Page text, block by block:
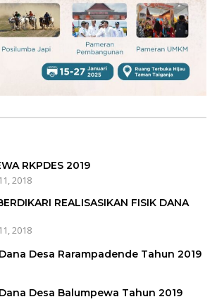
RKPDES 2019
2018
REALISASIKAN FISIK DANA
2018
Desa Rarampadende Tahun 2019
Desa Balumpewa Tahun 2019